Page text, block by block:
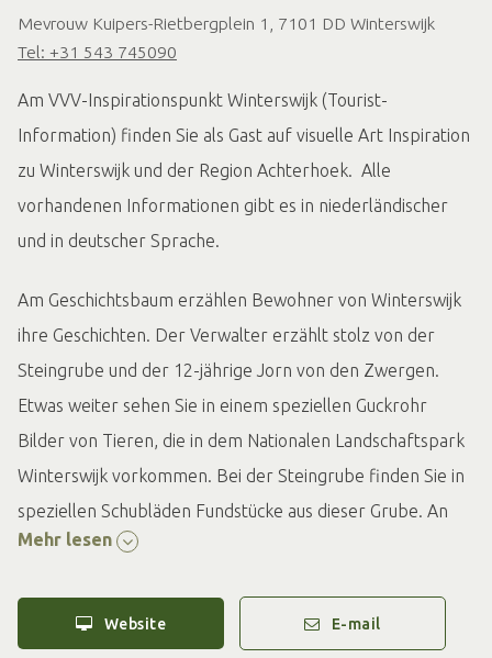
Mevrouw Kuipers-Rietbergplein 1, 7101 DD Winterswijk
Tel: +31 543 745090
Am VVV-Inspirationspunkt Winterswijk (Tourist-
Information) finden Sie als Gast auf visuelle Art Inspiration
zu Winterswijk und der Region Achterhoek. Alle
vorhandenen Informationen gibt es in niederländischer
und in deutscher Sprache.
Am Geschichtsbaum erzählen Bewohner von Winterswijk
ihre Geschichten. Der Verwalter erzählt stolz von der
Steingrube und der 12-jährige Jorn von den Zwergen.
Etwas weiter sehen Sie in einem speziellen Guckrohr
Bilder von Tieren, die in dem Nationalen Landschaftspark
Winterswijk vorkommen. Bei der Steingrube finden Sie in
speziellen Schubläden Fundstücke aus dieser Grube. An
einem Touch-Tisch erhalten Sie auf interaktive Art ein Bild
Achterhoek.
Mehr lesen
Website E-mail